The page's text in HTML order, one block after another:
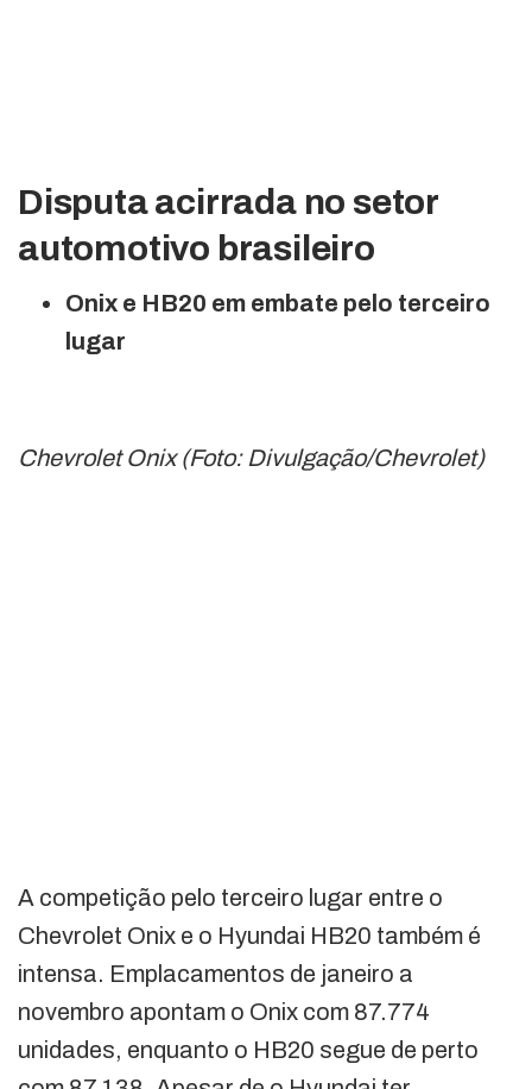
Disputa acirrada no setor
automotivo brasileiro
Onix e HB20 em embate pelo terceiro
lugar
Chevrolet Onix (Foto: Divulgação/Chevrolet)
A competição pelo terceiro lugar entre o
Chevrolet Onix e o Hyundai HB20 também é
intensa. Emplacamentos de janeiro a
novembro apontam o Onix com 87.774
unidades, enquanto o HB20 segue de perto